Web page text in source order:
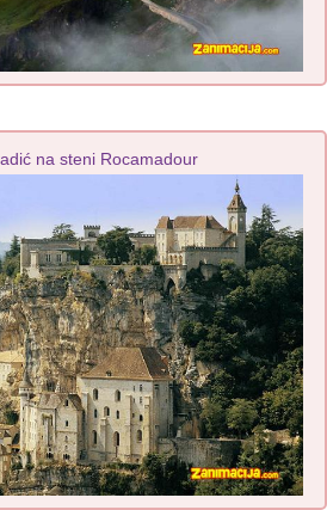
na steni Rocamadour